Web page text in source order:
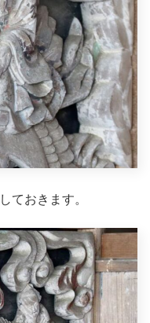
ておきます。